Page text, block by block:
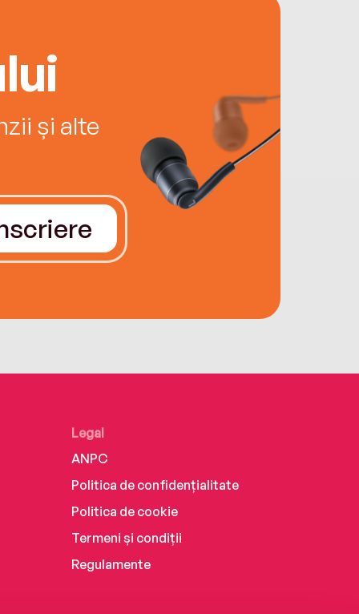
și alte
Legal
ANPC
Politica de confidențialitate
Politica de cookie
Termeni și condiții
Regulamente